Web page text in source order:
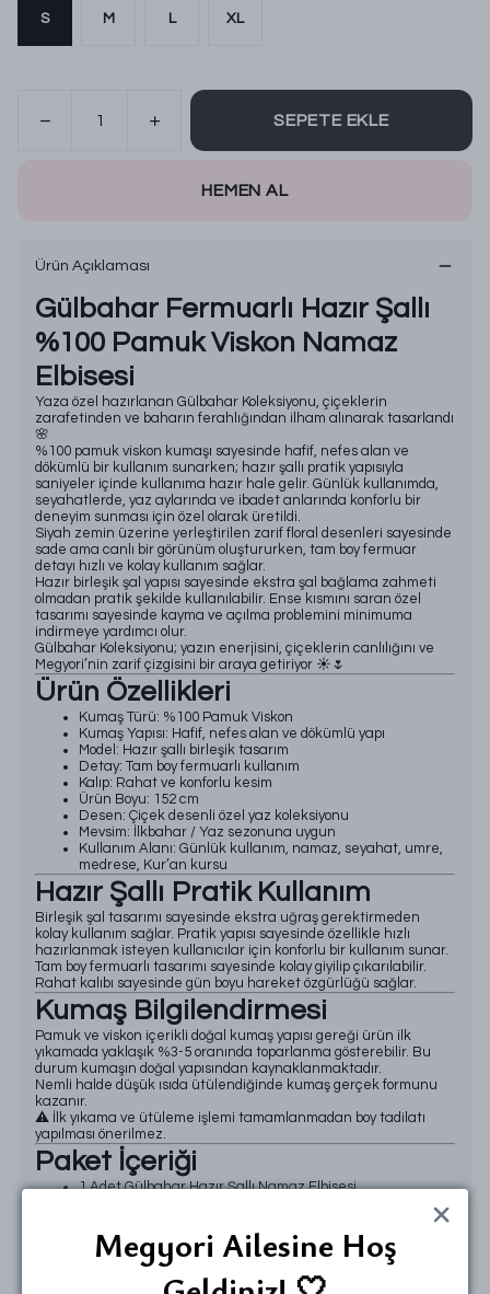
S M L XL
SEPETE EKLE
HEMEN AL
Ürün Açıklaması
Gülbahar Fermuarlı Hazır Şallı
%100 Pamuk Viskon Namaz
Elbisesi
Yaza özel hazırlanan Gülbahar Koleksiyonu, çiçeklerin
zarafetinden ve baharın ferahlığından ilham alınarak tasarlandı
🌸
%100 pamuk viskon kumaşı sayesinde hafif, nefes alan ve
dökümlü bir kullanım sunarken; hazır şallı pratik yapısıyla
saniyeler içinde kullanıma hazır hale gelir. Günlük kullanımda,
seyahatlerde, yaz aylarında ve ibadet anlarında konforlu bir
deneyim sunması için özel olarak üretildi.
Siyah zemin üzerine yerleştirilen zarif floral desenleri sayesinde
sade ama canlı bir görünüm oluştururken, tam boy fermuar
detayı hızlı ve kolay kullanım sağlar.
Hazır birleşik şal yapısı sayesinde ekstra şal bağlama zahmeti
olmadan pratik şekilde kullanılabilir. Ense kısmını saran özel
tasarımı sayesinde kayma ve açılma problemini minimuma
indirmeye yardımcı olur.
Gülbahar Koleksiyonu; yazın enerjisini, çiçeklerin canlılığını ve
Megyori’nin zarif çizgisini bir araya getiriyor ☀️🌷
Ürün Özellikleri
Kumaş Türü: %100 Pamuk Viskon
Kumaş Yapısı: Hafif, nefes alan ve dökümlü yapı
Model: Hazır şallı birleşik tasarım
Detay: Tam boy fermuarlı kullanım
Kalıp: Rahat ve konforlu kesim
Ürün Boyu: 152 cm
Desen: Çiçek desenli özel yaz koleksiyonu
Mevsim: İlkbahar / Yaz sezonuna uygun
Kullanım Alanı: Günlük kullanım, namaz, seyahat, umre,
medrese, Kur’an kursu
Hazır Şallı Pratik Kullanım
Birleşik şal tasarımı sayesinde ekstra uğraş gerektirmeden
kolay kullanım sağlar. Pratik yapısı sayesinde özellikle hızlı
hazırlanmak isteyen kullanıcılar için konforlu bir kullanım sunar.
Tam boy fermuarlı tasarımı sayesinde kolay giyilip çıkarılabilir.
Rahat kalıbı sayesinde gün boyu hareket özgürlüğü sağlar.
Kumaş Bilgilendirmesi
Pamuk ve viskon içerikli doğal kumaş yapısı gereği ürün ilk
yıkamada yaklaşık %3-5 oranında toparlanma gösterebilir. Bu
durum kumaşın doğal yapısından kaynaklanmaktadır.
Nemli halde düşük ısıda ütülendiğinde kumaş gerçek formunu
kazanır.
⚠️ İlk yıkama ve ütüleme işlemi tamamlanmadan boy tadilatı
yapılması önerilmez.
Paket İçeriği
1 Adet Gülbahar Hazır Şallı Namaz Elbisesi
Ürünün videolarını izlemek için:
https://www.instagram.com/reel/DaDedTVqz_F/?
igsh=dzZzeTRzYTY1emJn
Megyori Ailesine Hoş